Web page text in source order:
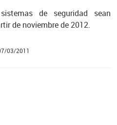
de seguridad sean
de noviembre de 2012.
03/2011